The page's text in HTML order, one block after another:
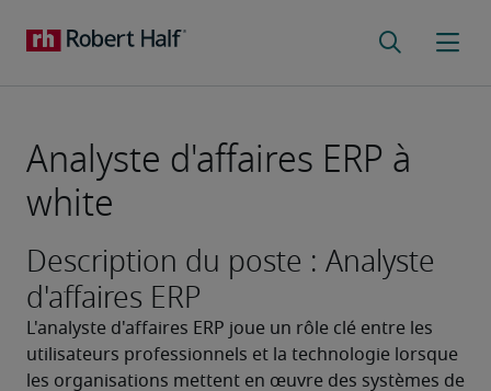
Analyste d'affaires ERP à
white
Description du poste : Analyste
d'affaires ERP
L'analyste d'affaires ERP joue un rôle clé entre les
utilisateurs professionnels et la technologie lorsque
les organisations mettent en œuvre des systèmes de